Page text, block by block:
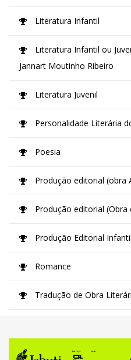
Literatura Infantil
Literatura Infantil ou
Jannart Moutinho Ribeiro
Literatura Juvenil
Personalidade Literária
Poesia
Produção editorial (obra
Produção editorial (Obra
Produção Editorial
Romance
Tradução de Obra